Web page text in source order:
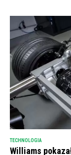
TECHNOLOGIA
Williams